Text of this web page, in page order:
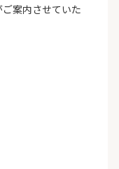
案内させていた